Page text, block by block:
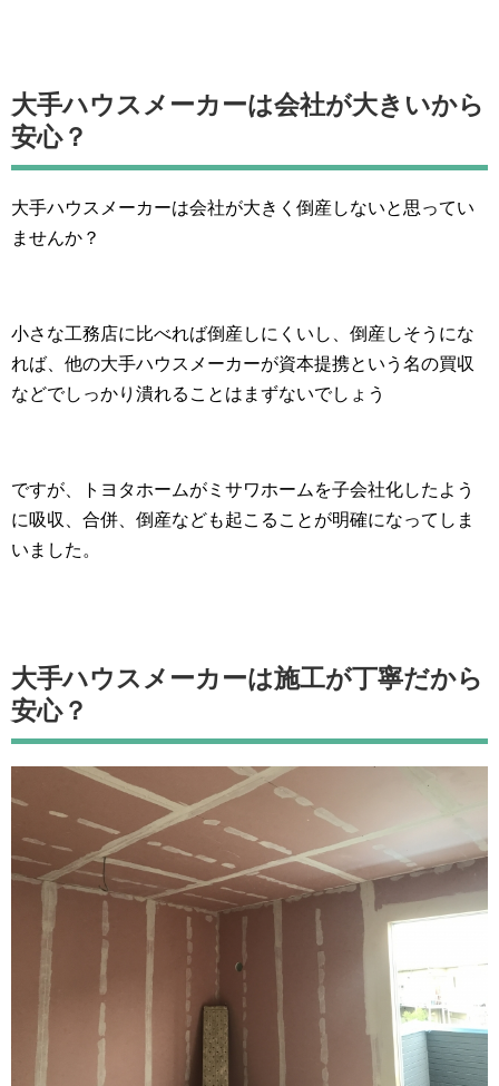
大手ハウスメーカーは会社が大きいから
安心？
大手ハウスメーカーは会社が大きく倒産しないと思ってい
ませんか？
小さな工務店に比べれば倒産しにくいし、倒産しそうにな
れば、他の大手ハウスメーカーが資本提携という名の買収
などでしっかり潰れることはまずないでしょう
ですが、トヨタホームがミサワホームを子会社化したよう
に吸収、合併、倒産なども起こることが明確になってしま
いました。
大手ハウスメーカーは施工が丁寧だから
安心？